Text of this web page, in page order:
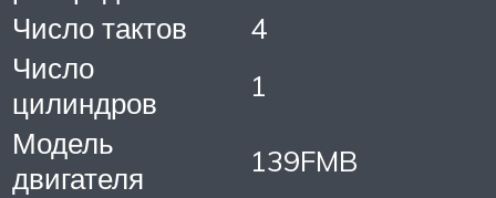
Число тактов
4
Число
цилиндров
1
Модель
двигателя
139FMB